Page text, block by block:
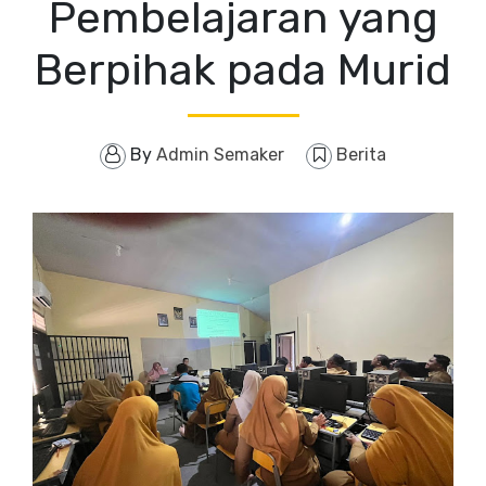
Pembelajaran yang
Berpihak pada Murid
By Admin Semaker Berita